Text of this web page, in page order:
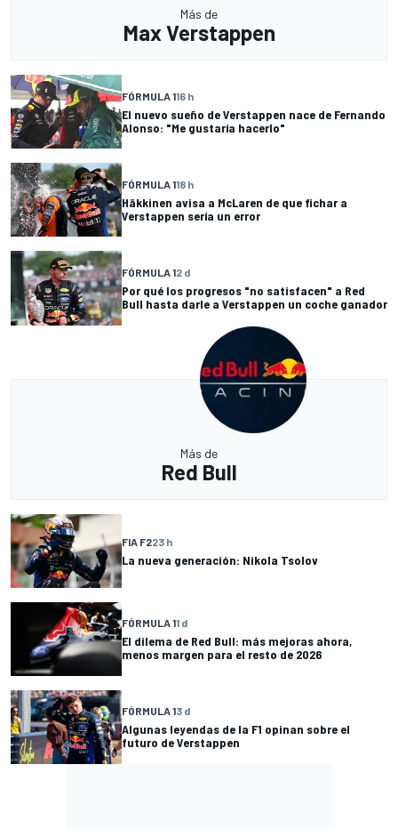
Más de
Max Verstappen
FÓRMULA 116 h
El nuevo sueño de Verstappen nace de Fernando
Alonso: "Me gustaría hacerlo"
FÓRMULA 118 h
Häkkinen avisa a McLaren de que fichar a
Verstappen sería un error
FÓRMULA 12 d
Por qué los progresos "no satisfacen" a Red
Bull hasta darle a Verstappen un coche ganador
Más de
Red Bull
FIA F223 h
La nueva generación: Nikola Tsolov
FÓRMULA 11 d
El dilema de Red Bull: más mejoras ahora,
menos margen para el resto de 2026
FÓRMULA 13 d
Algunas leyendas de la F1 opinan sobre el
futuro de Verstappen